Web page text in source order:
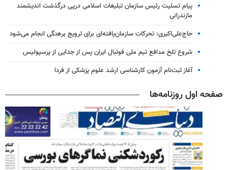
پیام تسلیت رئیس سازمان تبلیغات اسلامی درپی درگذشت اندیشمند
مازندرانی
حاج‌علی‌اکبری: تحرکات سازمان‌یافته‌ای برای ترویج برهنگی انجام می‌شود
شروع تلخ مدافع تیم ملی فوتبال ایران پس از جدایی از پرسپولیس
آغاز ثبت‌نام‌ آزمون کارشناسی ارشد علوم پزشکی از فردا
صفحه اول روزنامه‌ها